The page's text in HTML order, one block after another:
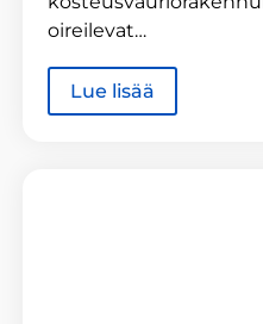
oireilevat…
Lue lisää